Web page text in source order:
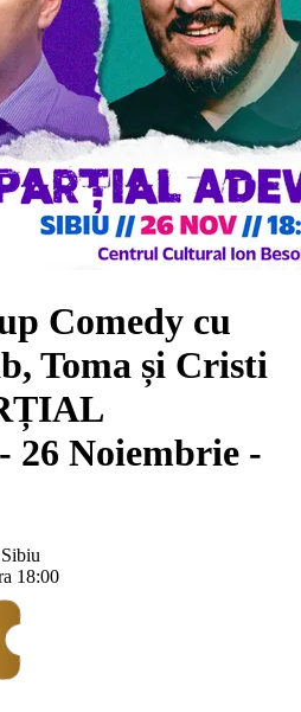
Comedy cu
Toma și Cristi
26 Noiembrie -
18:00